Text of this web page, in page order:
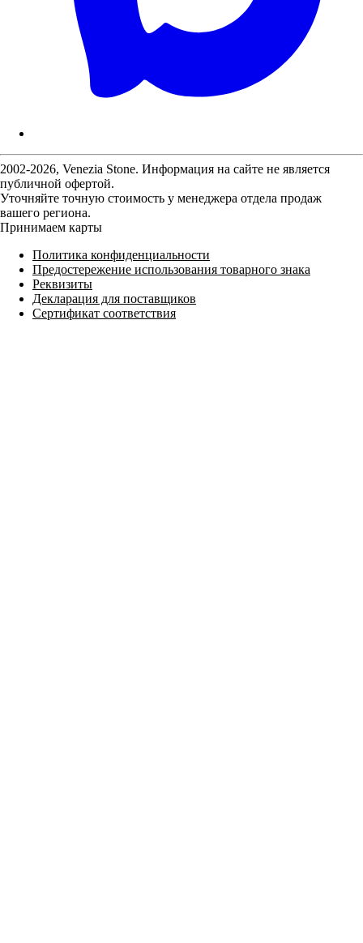
2002-2026, Venezia Stone. Информация на сайте не является
публичной офертой.
Уточняйте точную стоимость у менеджера отдела продаж
вашего региона.
Принимаем карты
Политика конфиденциальности
Предостережение использования товарного знака
Реквизиты
Декларация для поставщиков
Сертификат соответствия